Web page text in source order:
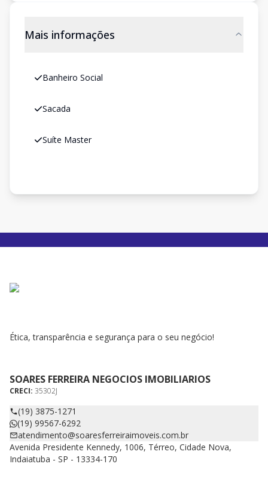
Mais informações
Banheiro Social
Sacada
Suíte Master
Ética, transparência e segurança para o seu negócio!
SOARES FERREIRA NEGOCIOS IMOBILIARIOS
CRECI: 35302J
(19) 3875-1271
(19) 99567-6292
atendimento@soaresferreiraimoveis.com.br
Avenida Presidente Kennedy, 1006, Térreo, Cidade Nova,
Indaiatuba - SP - 13334-170